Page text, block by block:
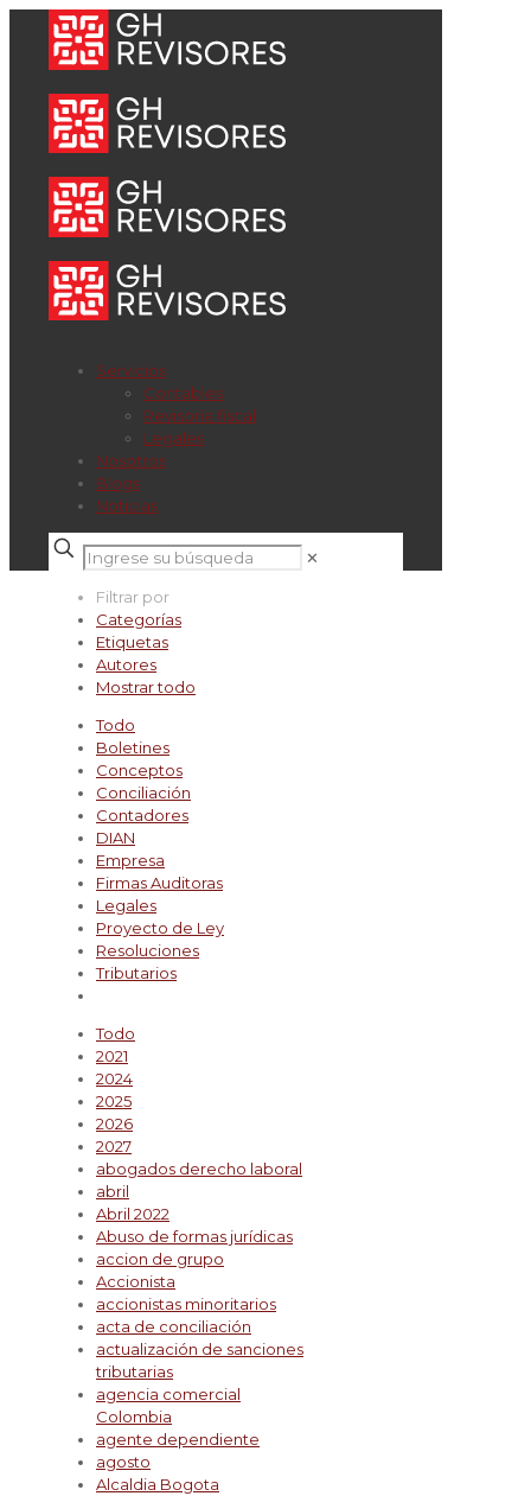
Servicios
Contables
Revisoría fiscal
Legales
Nosotros
Blogs
Noticias
✕
Filtrar por
Categorías
Etiquetas
Autores
Mostrar todo
Todo
Boletines
Conceptos
Conciliación
Contadores
DIAN
Empresa
Firmas Auditoras
Legales
Proyecto de Ley
Resoluciones
Tributarios
Todo
2021
2024
2025
2026
2027
abogados derecho laboral
abril
Abril 2022
Abuso de formas jurídicas
accion de grupo
Accionista
accionistas minoritarios
acta de conciliación
actualización de sanciones
tributarias
agencia comercial
Colombia
agente dependiente
agosto
Alcaldia Bogota